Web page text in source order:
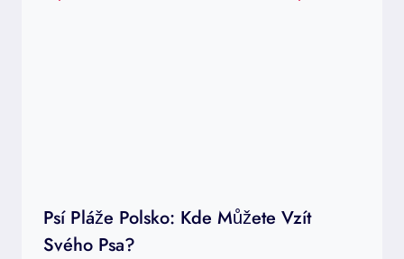
Psí Pláže Polsko: Kde Můžete Vzít
Svého Psa?